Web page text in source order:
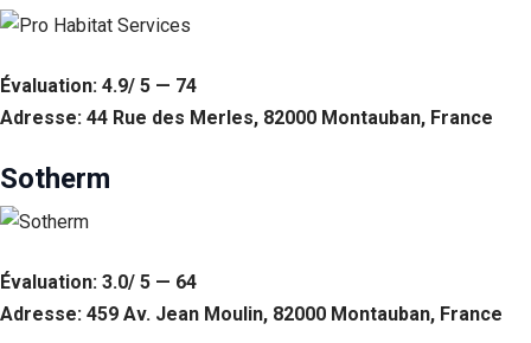
Évaluation: 4.9/ 5 — 74
Adresse: 44 Rue des Merles, 82000 Montauban, France
Sotherm
Évaluation: 3.0/ 5 — 64
Adresse: 459 Av. Jean Moulin, 82000 Montauban, France
de la façon
Web est
Experience
site Web
aussi bien que
possible lors
de votre visite.